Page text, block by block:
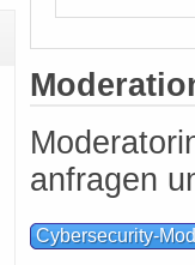
anfragen
Cybersecurity-